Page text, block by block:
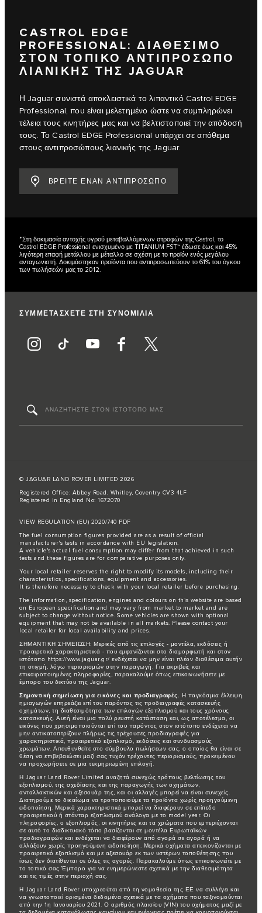
CASTROL EDGE
PROFESSIONAL: ΔΙΑΘΕΣΙΜΟ
ΣΤΟΝ ΤΟΠΙΚΟ ΑΝΤΙΠΡΟΣΩΠΟ
ΛΙΑΝΙΚΗΣ ΤΗΣ JAGUAR
Η Jaguar συνιστά αποκλειστικά το λιπαντικό Castrol EDGE
Professional, που είναι μελετημένο ώστε να συμπληρώνει
τέλεια τους κινητήρες μας και να βελτιστοποιεί την απόδοσή
τους. Το Castrol EDGE Professional υπάρχει σε απόθεμα
στους αντιπροσώπους λιανικής της Jaguar.
ΒΡΕΙΤΕ ΕΝΑΝ ΑΝΤΙΠΡΟΣΩΠΟ
*Στη δοκιμασία αντοχής υγρού μεταβαλλόμενων στροφών της Castrol, το
Castrol EDGE Professional ενισχυμένο με TITANIUM FST™ έδωσε έως και 45%
λιγότερη επαφή μετάλλου με μέταλλο σε σχέση με το προϊόν ενός μεγάλου
ανταγωνιστή. Δοκιμάστηκαν προϊόντα που αντιπροσωπεύουν το 61% του όγκου
των πωλήσεών μας το 2012.
ΣΥΜΜΕΤΑΣΧΕΤΕ ΣΤΗ ΣΥΝΟΜΙΛΙΑ
© JAGUAR LAND ROVER LIMITED 2026
Registered Office: Abbey Road, Whitley, Coventry CV3 4LF
Registered in England No: 1672070
VIEW REGULATION (EU) 2020/740 PDF
The fuel consumption figures provided are as a result of official
manufacturer's tests in accordance with EU legislation.
A vehicle's actual fuel consumption may differ from that achieved in such
tests and these figures are for comparative purposes only.
Your local retailer reserves the right to modify its models, including their
characteristics, specifications, equipment and accessories.
It is therefore necessary to check with your local retailer before purchasing.
The information, specification, engines and colours on this website are based
on European specification and may vary from market to market and are
subject to change without notice. Some vehicles are shown with optional
equipment that may not be available in all markets. Please contact your
local retailer for local availability and prices.
ΣΗΜΑΝΤΙΚΗ ΣΗΜΕΙΩΣΗ: Μερικές από τις επιλογές - μοντέλα, εκδόσεις ή
προαιρετικά χαρακτηριστικά - που εμφανίζονται στο διαμορφωτή και στον
ιστότοπο https://www.jaguar.gr/ ενδέχεται να μην είναι πλέον διαθέσιμα αυτήν
τη στιγμή, λόγω περιορισμών στην παραγωγή. Για ακριβείς και
επικαιροποιημένες πληροφορίες, παρακαλούμε όπως επικοινωνήσετε με
έμπορο του δικτύου της Jaguar.
Σημαντική σημείωση για εικόνες και προδιαγραφές. Η παγκόσμια έλλειψη
ημιαγωγών επηρεάζει επί του παρόντος τις προδιαγραφές κατασκευής
οχημάτων, τη διαθεσιμότητα των επιλογών εξοπλισμού και τους χρόνους
κατασκευής. Αυτή είναι μια πολύ ρευστή κατάσταση και, ως αποτέλεσμα, οι
εικόνες που χρησιμοποιούνται επί του παρόντος στον ιστότοπο ενδέχεται να
μην αντικατοπτρίζουν πλήρως τις τρέχουσες προδιαγραφές για
χαρακτηριστικά, προαιρετικό εξοπλισμό, εκδόσεις και συνδυασμούς
χρωμάτων. Απευθυνθείτε στο σύμβουλο πωλήσεων σας, ο οποίος θα είναι σε
θέση να επιβεβαιώσει μαζί σας τυχόν τρέχοντες περιορισμούς, προκειμένου
να προχωρήσετε σε μια τεκμηριωμένη επιλογή.
Η Jaguar Land Rover Limited αναζητά συνεχώς τρόπους βελτίωσης του
εξοπλισμού, της σχεδίασης και της παραγωγής των οχημάτων,
ανταλλακτικών και αξεσουάρ της, και οι αλλαγές μπορεί να είναι συνεχείς.
Διατηρούμε το δικαίωμα να τροποποιούμε τα προϊόντα χωρίς προηγούμενη
ειδοποίηση. Μερικά χαρακτηριστικά μπορεί να διαφέρουν σε επίπεδο
προαιρετικού ή στάνταρ εξοπλισμού ανάλογα με το model year. Οι
πληροφορίες, ο εξοπλισμός, οι κινητήρες και τα χρώματα που εμπεριέχονται
σε αυτό το διαδικτυακό τόπο βασίζονται σε μοντέλα Ευρωπαϊκών
προδιαγραφών και ενδέχεται να διαφέρουν από αγορά σε αγορά ή να
αλλάξουν χωρίς προηγούμενη ειδοποίηση. Μερικά οχήματα απεικονίζονται με
προαιρετικό εξοπλισμό και με αξεσουάρ εκ των υστέρων τοποθέτησης που
ίσως δεν διατίθενται σε όλες τις αγορές. Παρακαλούμε όπως επικοινωνείτε με
το τοπικό σας Έμπορο για να ενημερώνεστε σχετικά με την διαθεσιμότητα
και τις τιμές στην περιοχή σας.
Η Jaguar Land Rover υποχρεούται από τη νομοθεσία της ΕΕ να συλλέγει και
να γνωστοποιεί ορισμένα δεδομένα σχετικά με τα οχήματα που ταξινομούνται
από την 1η Ιανουαρίου 2021. Ο αριθμός πλαισίου (VIN) του οχήματος μαζί με